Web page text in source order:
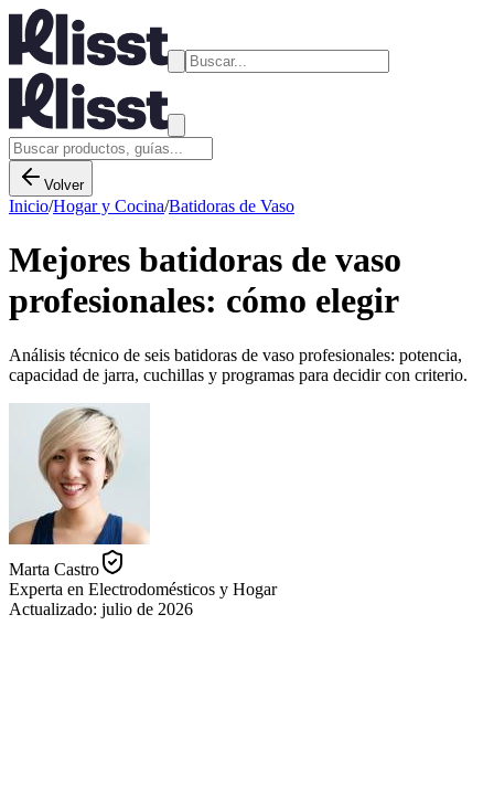
Volver
Inicio/Hogar y Cocina/Batidoras de Vaso
Mejores batidoras de vaso
profesionales: cómo elegir
Análisis técnico de seis batidoras de vaso profesionales: potencia,
capacidad de jarra, cuchillas y programas para decidir con criterio.
Marta Castro
Experta en Electrodomésticos y Hogar
Actualizado: julio de 2026